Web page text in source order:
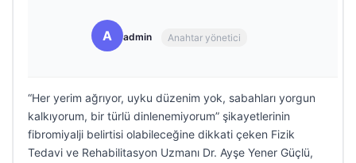
A admin Anahtar yönetici
“Her yerim ağrıyor, uyku düzenim yok, sabahları yorgun
kalkıyorum, bir türlü dinlenemiyorum” şikayetlerinin
fibromiyalji belirtisi olabileceğine dikkati çeken Fizik
Tedavi ve Rehabilitasyon Uzmanı Dr. Ayşe Yener Güçlü,